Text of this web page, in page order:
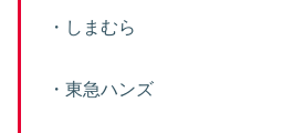
・しまむら
・東急ハンズ